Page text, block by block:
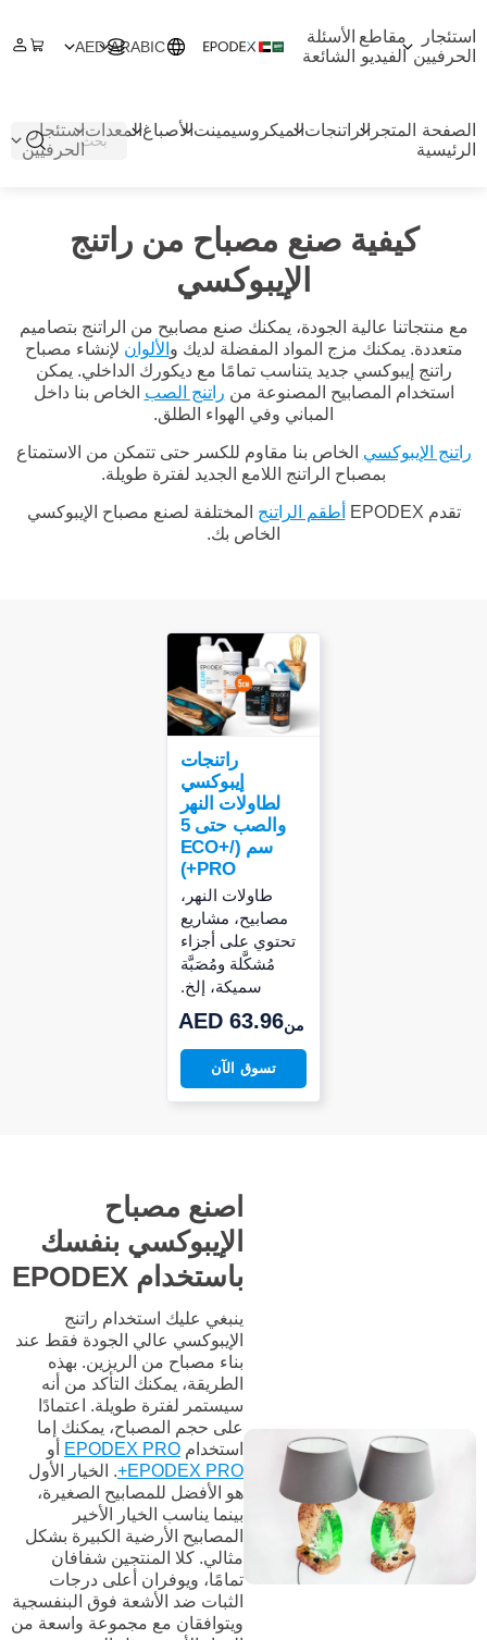
استئجار
الحرفيين
مقاطع
الفيديو
الأسئلة
الشائعة
ARABIC
AED
الصفحة
الرئيسية
المتجر الراتنجاتالميكروسيمينتالأصباغالمعداتاستئجار
الحرفيين
كيفية صنع مصباح من راتنج
الإيبوكسي
مع منتجاتنا عالية الجودة، يمكنك صنع مصابيح من الراتنج بتصاميم
متعددة. يمكنك مزج المواد المفضلة لديك و الألوان لإنشاء مصباح
راتنج إيبوكسي جديد يتناسب تمامًا مع ديكورك الداخلي. يمكن
استخدام المصابيح المصنوعة من راتنج الصب الخاص بنا داخل
المباني وفي الهواء الطلق.
راتنج الإيبوكسي الخاص بنا مقاوم للكسر حتى تتمكن من الاستمتاع
بمصباح الراتنج اللامع الجديد لفترة طويلة.
تقدم EPODEX أطقم الراتنج المختلفة لصنع مصباح الإيبوكسي
الخاص بك.
راتنجات
إيبوكسي
لطاولات النهر
والصب حتى 5
سم (ECO+/
PRO+)
طاولات النهر،
مصابيح، مشاريع
تحتوي على أجزاء
مُشكَّلة ومُصَبَّة
سميكة، إلخ.
منAED 63.96
تسوق الآن
اصنع مصباح
الإيبوكسي بنفسك
باستخدام EPODEX
ينبغي عليك استخدام راتنج
الإيبوكسي عالي الجودة فقط عند
بناء مصباح من الريزين. بهذه
الطريقة، يمكنك التأكد من أنه
سيستمر لفترة طويلة. اعتمادًا
على حجم المصباح، يمكنك إما
استخدام EPODEX PRO
أو
EPODEX PRO+
. الخيار الأول
هو الأفضل للمصابيح الصغيرة،
بينما يناسب الخيار الأخير
المصابيح الأرضية الكبيرة بشكل
مثالي. كلا المنتجين شفافان
تمامًا، ويوفران أعلى درجات
الثبات ضد الأشعة فوق البنفسجية
ويتوافقان مع مجموعة واسعة من